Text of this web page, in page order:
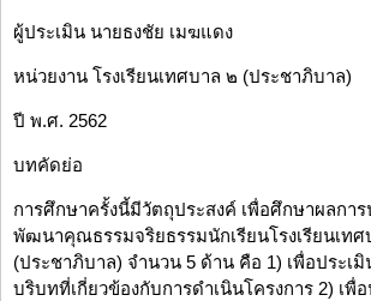
ผู้ประเมิน นายธงชัย เมฆแดง
หน่วยงาน โรงเรียนเทศบาล ๒ (ประชาภิบาล)
ปี พ.ศ. 2562
บทคัดย่อ
การศึกษาครั้งนี้มีวัตถุประสงค์ เพื่อศึกษาผลการ
พัฒนาคุณธรรมจริยธรรมนักเรียนโรงเรียนเทศ
(ประชาภิบาล) จำนวน 5 ด้าน คือ 1) เพื่อประเ
บริบทที่เกี่ยวข้องกับการดำเนินโครงการ 2) เพื่